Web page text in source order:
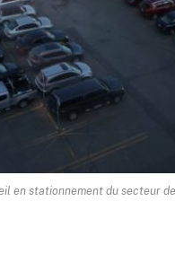
en stationnement du secteur